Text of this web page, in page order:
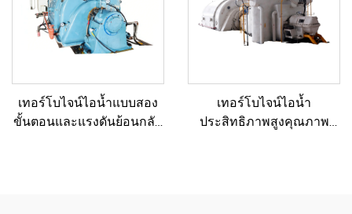
เทอร์โบไจน์ไอน้ำแบบสอง
ขั้นตอนและแรงดันย้อนกลับ
เทอร์โบไจน์ไอน้ำ
ประสิทธิภาพสูงคุณภาพ